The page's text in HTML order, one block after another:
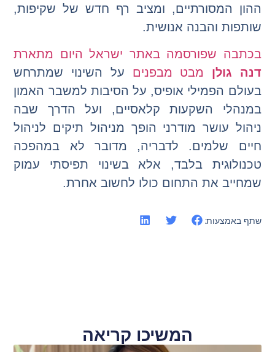
ההון המסורתיים, ומציב רף חדש של שקיפות,
שותפות והבנה אנושית.
בכתבה שפורסמה באתר ישראל היום מתארת
דנה גולן מבט מבפנים על השינוי שמתרחש
בעולם הפמילי אופיס, על הסיבות למשבר האמון
במנהלי השקעות קלאסיים, ועל הדרך שבה
ניהול עושר מודרני הופך מניהול תיקים לניהול
חיים שלמים. לדבריה, מדובר לא במהפכה
טכנולוגית בלבד, אלא בשינוי תפיסתי עמוק
שמחייב את התחום כולו לחשוב אחרת.
שתף באמצעות:
המשיכו קריאה